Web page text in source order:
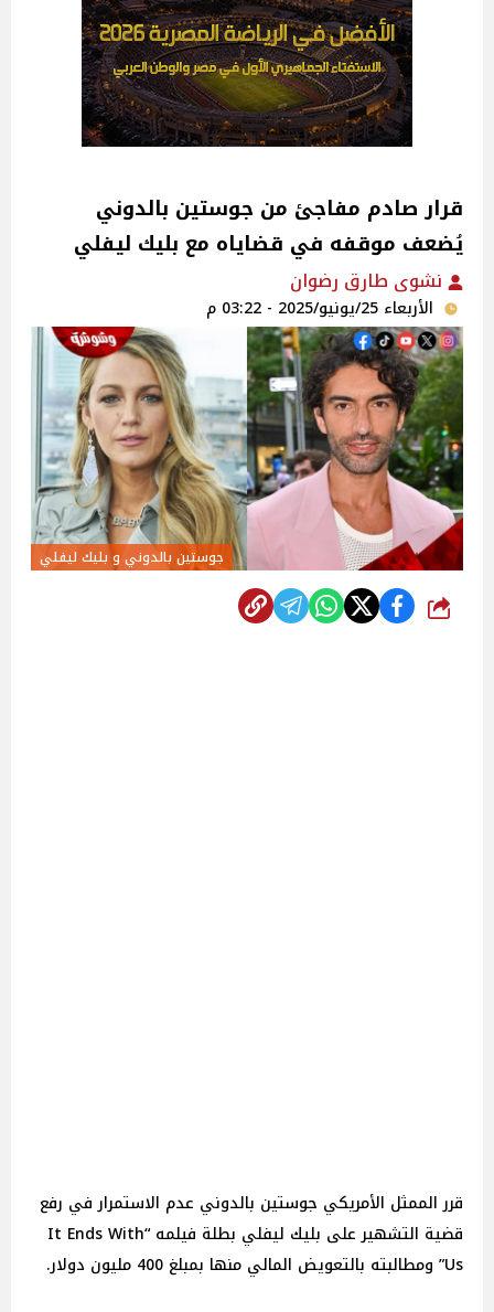
قرار صادم مفاجئ من جوستين بالدوني
يُضعف موقفه في قضاياه مع بليك ليفلي
نشوى طارق رضوان
الأربعاء 25/يونيو/2025 - 03:22 م
جوستين بالدوني و بليك ليفلي
شارك
قرر الممثل الأمريكي جوستين بالدوني عدم الاستمرار في رفع
قضية التشهير على بليك ليفلي بطلة فيلمه “It Ends With
Us” ومطالبته بالتعويض المالي منها بمبلغ 400 مليون دولار.